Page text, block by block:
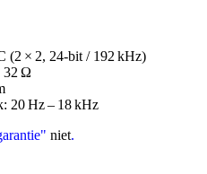
(2 × 2, 24‑bit / 192 kHz)
32 Ω
20 Hz – 18 kHz
niet.